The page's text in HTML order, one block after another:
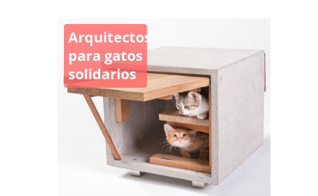
Arquitectos
para gatos
solidarios